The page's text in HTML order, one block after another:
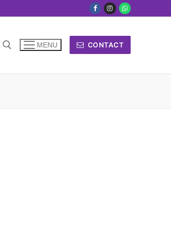
MENU CONTACT